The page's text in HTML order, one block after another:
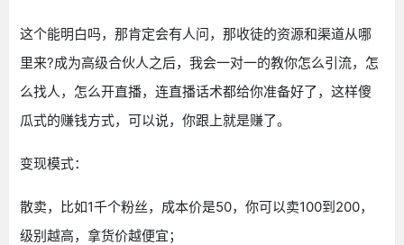
这个能明白吗，那肯定会有人问，那收徒的资源和渠道从哪
里来?成为高级合伙人之后，我会一对一的教你怎么引流，怎
么找人，怎么开直播，连直播话术都给你准备好了，这样傻
瓜式的赚钱方式，可以说，你跟上就是赚了。
变现模式：
散卖，比如1千个粉丝，成本价是50，你可以卖100到200，
级别越高，拿货价越便宜；